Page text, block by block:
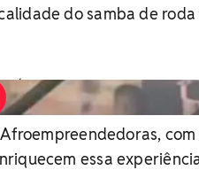
do samba de
TV Bahia
essa